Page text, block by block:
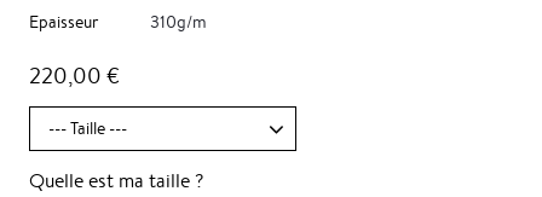
Epaisseur
310g/m
220,00 €
Quelle est ma taille ?